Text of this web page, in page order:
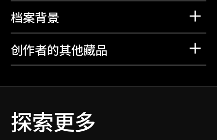
档案背景
创作者的其他藏品
探索更多